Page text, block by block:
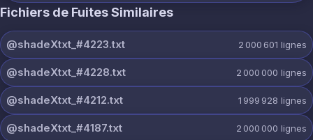
Fichiers de Fuites Similaires
@shadeXtxt_#4223.txt 2 000 601 lignes
@shadeXtxt_#4228.txt 2 000 000 lignes
@shadeXtxt_#4212.txt 1 999 928 lignes
@shadeXtxt_#4187.txt 2 000 000 lignes